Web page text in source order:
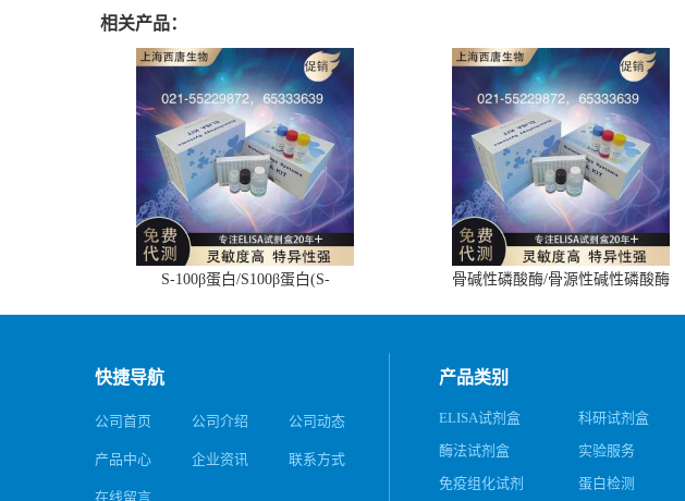
相关产品：
S-100β蛋白/S100β蛋白(S-
骨碱性磷酸酶/骨源性碱性磷酸酶
快捷导航
公司首页 公司介绍 公司动态
产品中心 企业资讯 联系方式
在线留言
产品类别
ELISA试剂盒
科研试剂盒
酶法试剂盒
实验服务
免疫组化试剂
蛋白检测